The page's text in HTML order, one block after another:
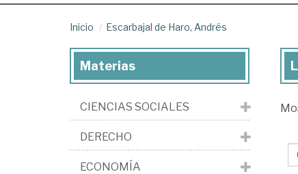
Inicio Escarbajal de Haro, Andrés
Materias
CIENCIAS SOCIALES
DERECHO
ECONOMÍA